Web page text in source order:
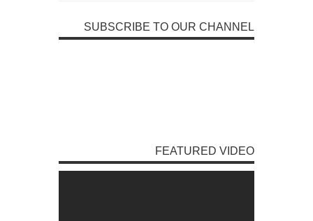
SUBSCRIBE TO OUR CHANNEL
FEATURED VIDEO